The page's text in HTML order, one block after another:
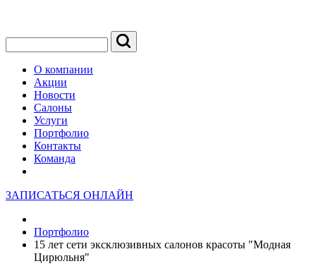
О компании
Акции
Новости
Салоны
Услуги
Портфолио
Контакты
Команда
ЗАПИСАТЬСЯ ОНЛАЙН
Портфолио
15 лет сети эксклюзивных салонов красоты "Модная
Цирюльня"